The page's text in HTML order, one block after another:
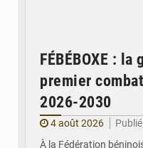
FÉBÉBOXE : la
premier
2026-2030
4 août 2026
À la Fédération